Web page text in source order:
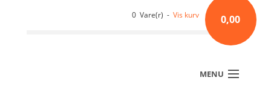
0 Vare(r) -Vis kurv 0,00
MENU